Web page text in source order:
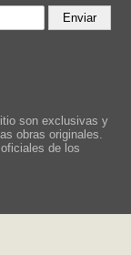
Enviar
son exclusivas y
obras originales.
de los